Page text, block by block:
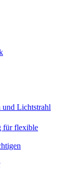
und Lichtstrahl
für flexible